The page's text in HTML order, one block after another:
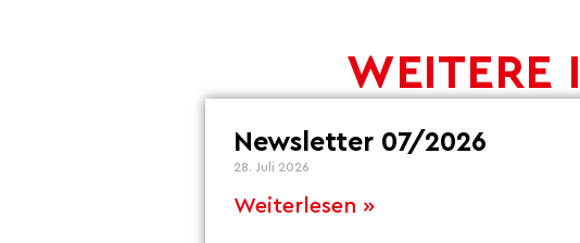
WEITERE
Newsletter 07/2026
28. Juli 2026
Weiterlesen »